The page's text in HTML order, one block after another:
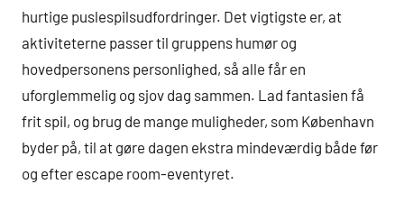
hurtige puslespilsudfordringer. Det vigtigste er, at
aktiviteterne passer til gruppens humør og
hovedpersonens personlighed, så alle får en
uforglemmelig og sjov dag sammen. Lad fantasien få
frit spil, og brug de mange muligheder, som København
byder på, til at gøre dagen ekstra mindeværdig både før
og efter escape room-eventyret.